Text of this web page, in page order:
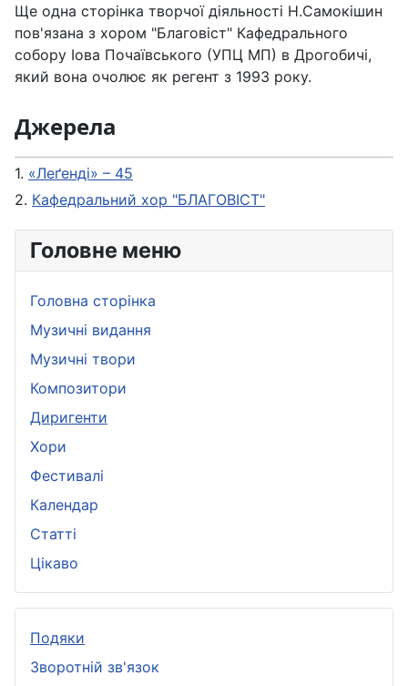
Головне меню
Головна сторінка
Музичні видання
Музичні твори
Композитори
Диригенти
Хори
Фестивалі
Календар
Статті
Цікаво
Подяки
Зворотній зв'язок
Ще одна сторінка творчої діяльності Н.Самокішин
пов'язана з хором "Благовіст" Кафедрального
собору Іова Почаївського (УПЦ МП) в Дрогобичі,
який вона очолює як регент з 1993 року.
Джерела
1. «Леґенді» – 45
2. Кафедральний хор "БЛАГОВІСТ"